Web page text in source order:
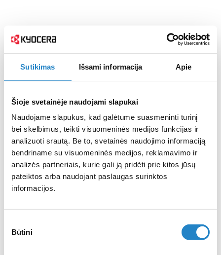
Sutikimas Išsami informacija Apie
Šioje svetainėje naudojami slapukai
Naudojame slapukus, kad galėtume suasmeninti turinį
bei skelbimus, teikti visuomeninės medijos funkcijas ir
analizuoti srautą. Be to, svetainės naudojimo informaciją
bendriname su visuomeninės medijos, reklamavimo ir
analizės partneriais, kurie gali ją pridėti prie kitos jūsų
pateiktos arba naudojant paslaugas surinktos
informacijos.
pasirinkimas
Būtini